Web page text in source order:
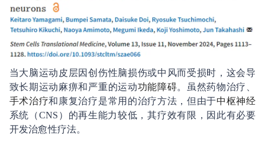
当大脑运动皮层因创伤性脑损伤或中风而受损时，这会导
致长期运动麻痹和严重的运动功能障碍。虽然药物治疗、
手术治疗和康复治疗是常用的治疗方法，但由于中枢神经
系统（CNS）的再生能力较低，其疗效有限，因此有必要
开发治愈性疗法。